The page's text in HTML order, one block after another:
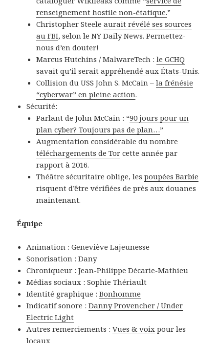
renseignement hostile non-étatique.”
Christopher Steeleaurait révélé ses sources
au FBI, selon le NY Daily News. Permettez-
nous d’en douter!
Marcus Hutchins / MalwareTech :le GCHQ
savait qu’il serait appréhendé aux États-Unis.
Collision du USS John S. McCain –la frénésie
“cyberwar” en pleine action.
Sécurité:
Parlant de John McCain : “90 jours pour un
plan cyber? Toujours pas de plan…”
Augmentation considérable du nombre
téléchargements de Tor cette année par
rapport à 2016.
Théâtre sécuritaire oblige, lespoupées Barbie
risquent d’être vérifiées de près aux douanes
maintenant.
Équipe
Animation : Geneviève Lajeunesse
Sonorisation : Dany
Chroniqueur : Jean-Philippe Décarie-Mathieu
Médias sociaux : Sophie Thériault
Identité graphique :Bonhomme
Indicatif sonore :Danny Provencher / Under
Electric Light
Autres remerciements :Vues & voix pour les
locaux